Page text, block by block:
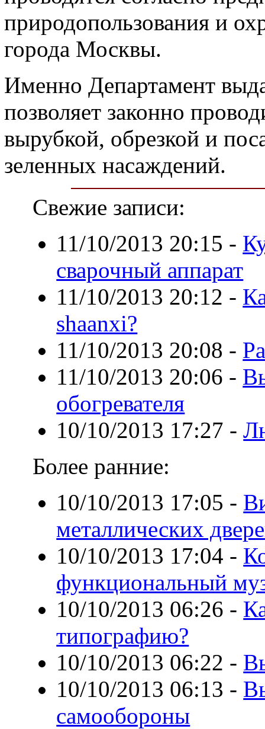
природопользования и
города Москвы.
Именно Департамент
позволяет законно
вырубкой, обрезкой и
зеленных насаждений.
Свежие записи:
11/10/2013 20:15 -
сварочный аппарат
11/10/2013 20:12 -
shaanxi?
11/10/2013 20:08 -
11/10/2013 20:06 -
обогревателя
10/10/2013 17:27 -
Более ранние:
10/10/2013 17:05 -
металлических
10/10/2013 17:04 -
функциональный
10/10/2013 06:26 -
типографию?
10/10/2013 06:22 -
10/10/2013 06:13 -
самообороны